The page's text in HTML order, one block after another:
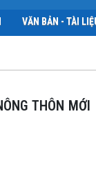
VĂN BẢN - TÀI